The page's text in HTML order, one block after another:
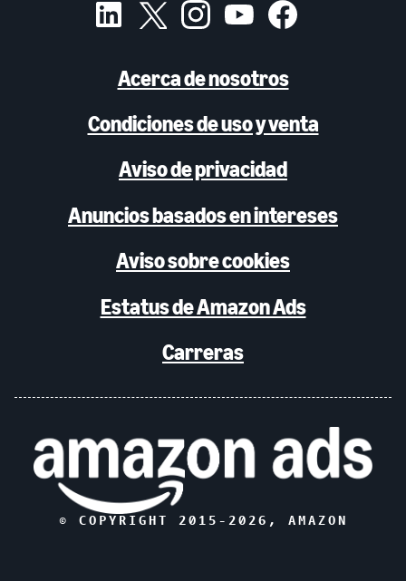
Acerca de nosotros
Condiciones de uso y venta
Aviso de privacidad
Anuncios basados en intereses
Aviso sobre cookies
Estatus de Amazon Ads
Carreras
© COPYRIGHT 2015- 2026 , AMAZON